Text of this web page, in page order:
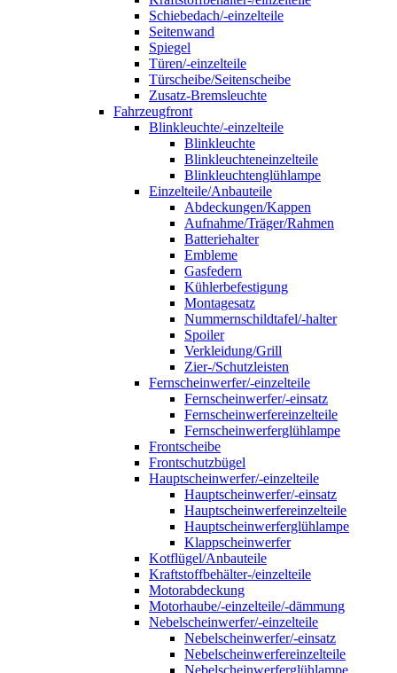
Schiebedach/-einzelteile
Seitenwand
Spiegel
Türen/-einzelteile
Türscheibe/Seitenscheibe
Zusatz-Bremsleuchte
Fahrzeugfront
Blinkleuchte/-einzelteile
Blinkleuchte
Blinkleuchteneinzelteile
Blinkleuchtenglühlampe
Einzelteile/Anbauteile
Abdeckungen/Kappen
Aufnahme/Träger/Rahmen
Batteriehalter
Embleme
Gasfedern
Kühlerbefestigung
Montagesatz
Nummernschildtafel/-halter
Spoiler
Verkleidung/Grill
Zier-/Schutzleisten
Fernscheinwerfer/-einzelteile
Fernscheinwerfer/-einsatz
Fernscheinwerfereinzelteile
Fernscheinwerferglühlampe
Frontscheibe
Frontschutzbügel
Hauptscheinwerfer/-einzelteile
Hauptscheinwerfer/-einsatz
Hauptscheinwerfereinzelteile
Hauptscheinwerferglühlampe
Klappscheinwerfer
Kotflügel/Anbauteile
Kraftstoffbehälter-/einzelteile
Motorabdeckung
Motorhaube/-einzelteile/-dämmung
Nebelscheinwerfer/-einzelteile
Nebelscheinwerfer/-einsatz
Nebelscheinwerfereinzelteile
Nebelscheinwerferglühlampe